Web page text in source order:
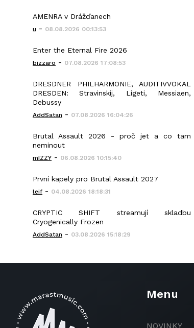
AMENRA v Drážďanech
u - 08.08.2026 00:13:53
Enter the Eternal Fire 2026
bizzaro - 07.08.2026 17:08:53
DRESDNER PHILHARMONIE, AUDITIVVOKAL
DRESDEN: Stravinskij, Ligeti, Messiaen,
Debussy
AddSatan - 07.08.2026 16:04:26
Brutal Assault 2026 - proč jet a co tam
neminout
mIZZY - 06.08.2026 10:15:40
První kapely pro Brutal Assault 2027
leif - 04.08.2026 18:18:31
CRYPTIC SHIFT streamují skladbu
Cryogenically Frozen
AddSatan - 03.08.2026 15:18:29
Menu
NOVINKY